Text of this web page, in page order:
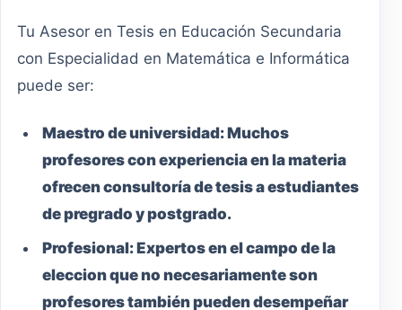
Tu Asesor en Tesis en Educación Secundaria
con Especialidad en Matemática e Informática
puede ser:
Maestrode universidad:Muchos
profesores con experiencia en la materia
ofrecen consultoría de tesis a estudiantes
de pregrado y postgrado.
Profesional:Expertos en el campo de la
eleccion que no necesariamente son
profesores también pueden desempeñar